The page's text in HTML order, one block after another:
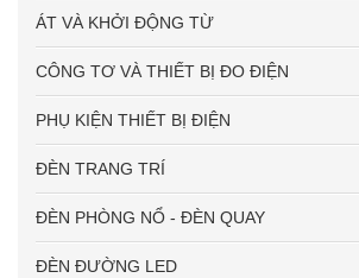
ÁT VÀ KHỞI ĐỘNG TỪ
CÔNG TƠ VÀ THIẾT BỊ ĐO ĐIỆN
PHỤ KIỆN THIẾT BỊ ĐIỆN
ĐÈN TRANG TRÍ
ĐÈN PHÒNG NỔ - ĐÈN QUAY
ĐÈN ĐƯỜNG LED